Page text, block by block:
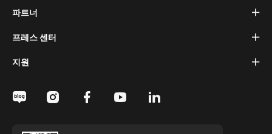
파트너
프레스 센터
지원